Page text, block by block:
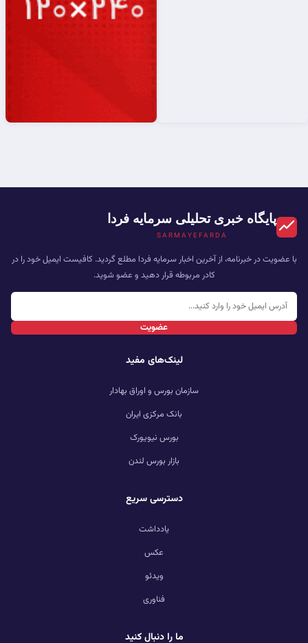
پایگاه خبری تحلیلی سرمایه فردا
SARMAYEFARDA
با عضویت در خبرنامه، از آخرین اخبار سرمایه فردا مطلع گردید. کافیست ایمیل خود را در
کادر مربوطه قرار دهید و عضو شوید.
عضویت
لینک‌های مفید
سازمان بورس و اوراق بهادار
بانک مرکزی ایران
بورس نیویورک
بازار بورس لندن
دسترسی سریع
یادداشت
عکس
ویدئو
فناوری
ما را دنبال کنید